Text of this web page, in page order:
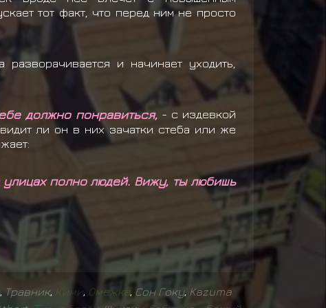
тот факт, что перед ним не просто
и начинает уходить,
должно понравиться,- с издевкой
ли он в них зачатки стеба или же
полно людей. Вижу, ты любишь
Травник, Кими Омежка, Сон Гоку, Kazuma